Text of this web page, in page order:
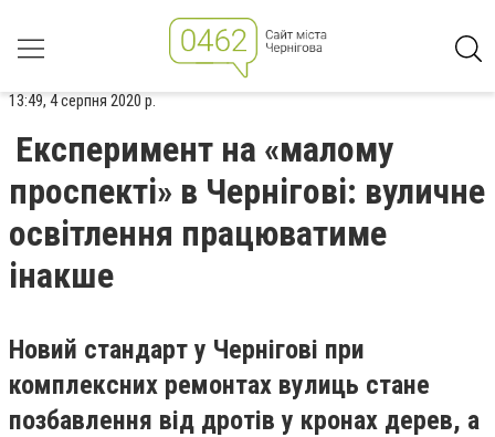
13:49, 4 серпня 2020 р.
Експеримент на «малому
проспекті» в Чернігові: вуличне
освітлення працюватиме
інакше
Новий стандарт у Чернігові при
комплексних ремонтах вулиць стане
позбавлення від дротів у кронах дерев, а